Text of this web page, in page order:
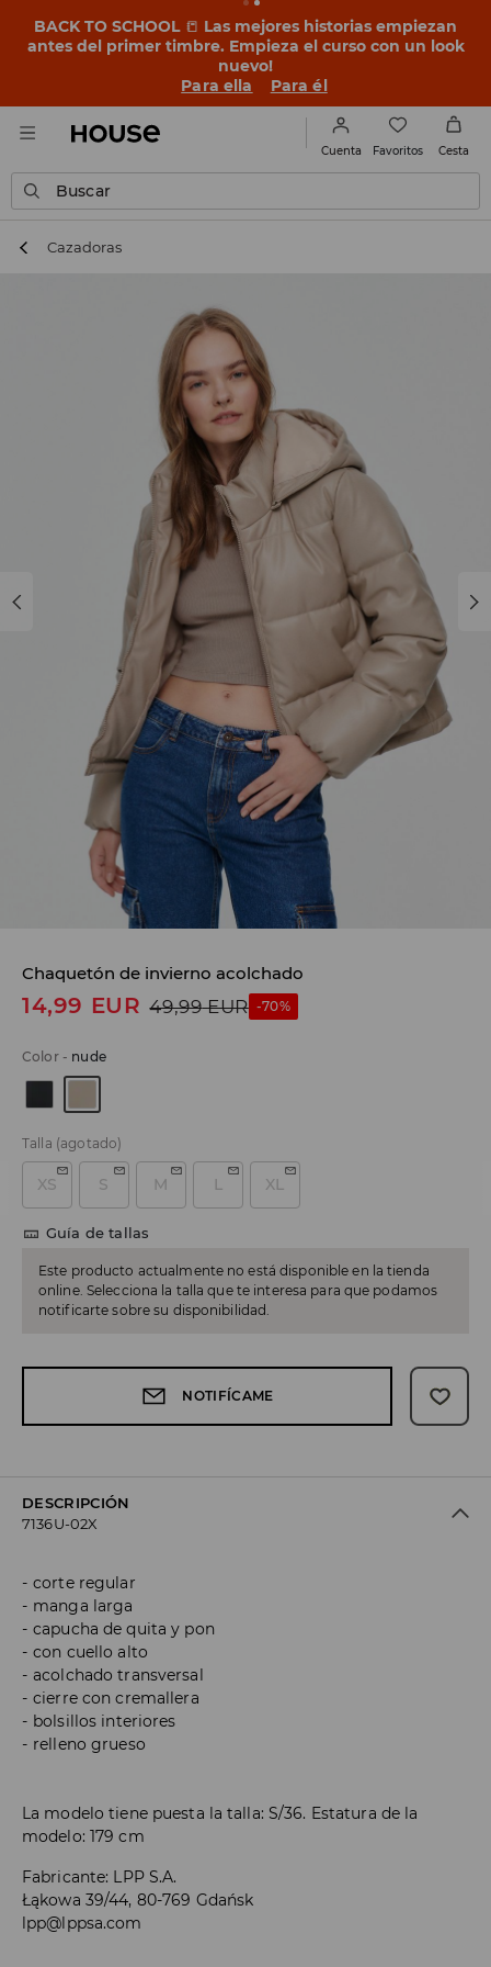
BACK TO SCHOOL 📒 Las mejores historias empiezan
antes del primer timbre. Empieza el curso con un look
nuevo!
Para ella
Para él
Cuenta Favoritos Cesta
Buscar
Cazadoras
Chaquetón de invierno acolchado
14,99 EUR 49,99 EUR -70%
Color- nude
Talla (agotado)
XS S M L XL
Guía de tallas
Este producto actualmente no está disponible en la tienda
online. Selecciona la talla que te interesa para que podamos
notificarte sobre su disponibilidad.
NOTIFÍCAME
DESCRIPCIÓN
7136U-02X
corte regular
manga larga
capucha de quita y pon
con cuello alto
acolchado transversal
cierre con cremallera
bolsillos interiores
relleno grueso
La modelo tiene puesta la talla: S/36. Estatura de la
modelo: 179 cm
Fabricante: LPP S.A.
Łąkowa 39/44, 80-769 Gdańsk
lpp@lppsa.com